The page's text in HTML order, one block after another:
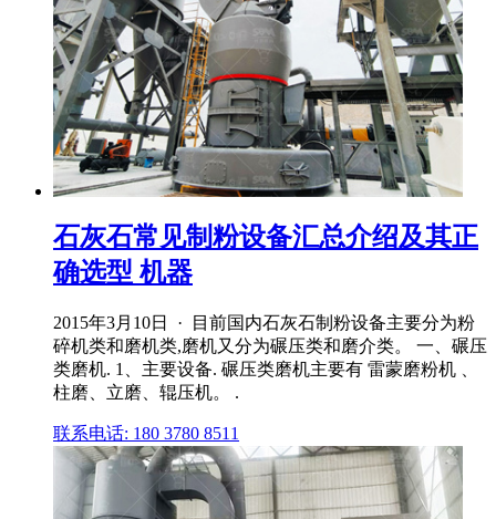
石灰石常见制粉设备汇总介绍及其正
确选型 机器
2015年3月10日 · 目前国内石灰石制粉设备主要分为粉
碎机类和磨机类,磨机又分为碾压类和磨介类。 一、碾压
类磨机. 1、主要设备. 碾压类磨机主要有 雷蒙磨粉机 、
柱磨、立磨、辊压机。 .
联系电话: 180 3780 8511